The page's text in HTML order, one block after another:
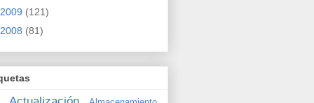
2009 (121)
2008 (81)